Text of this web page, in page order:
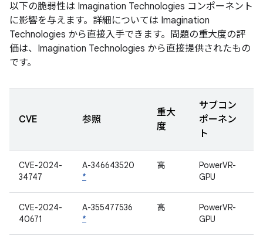
以下の脆弱性は Imagination Technologies コンポーネント
に影響を与えます。詳細については Imagination
Technologies から直接入手できます。問題の重大度の評
価は、Imagination Technologies から直接提供されたもの
です。
CVE 参照
重大
度
サブコン
ポーネン
ト
CVE-2024-
34747
A-346643520
*
高
PowerVR-
GPU
CVE-2024-
40671
A-355477536
*
高
PowerVR-
GPU